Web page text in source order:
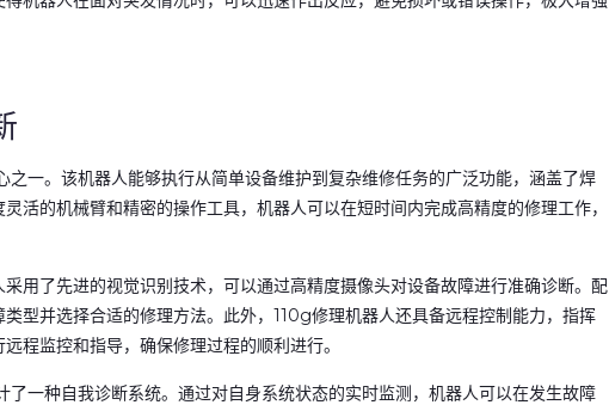
一。该机器人能够执行从简单设备维护到复杂维修任务的广泛功能，涵盖了焊
活的机械臂和精密的操作工具，机器人可以在短时间内完成高精度的修理工作，
用了先进的视觉识别技术，可以通过高精度摄像头对设备故障进行准确诊断。配
型并选择合适的修理方法。此外，110g修理机器人还具备远程控制能力，指挥
程监控和指导，确保修理过程的顺利进行。
一种自我诊断系统。通过对自身系统状态的实时监测，机器人可以在发生故障